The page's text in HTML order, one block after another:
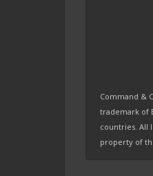
Command &
trademark of
countries. All
property of